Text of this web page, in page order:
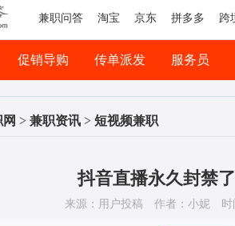
兼职问答 淘宝 京东 拼多多 跨
促销导购 传单派发 服务员
职
> 兼职资讯 > 短视频兼职
抖音直播永久封禁
来源：用户投稿 作者：小妮 时